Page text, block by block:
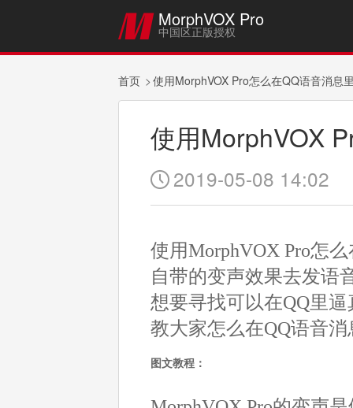
 MorphVOX Pro
中国区正版授权
首页 使用MorphVOX Pro怎么在QQ语音消息
使用MorphVOX
 2019-05-08 14:02
使用MorphVOX Pro怎
自带的变声效果去发语
想要寻找可以在QQ里
教大家怎么在QQ语音
图文教程：